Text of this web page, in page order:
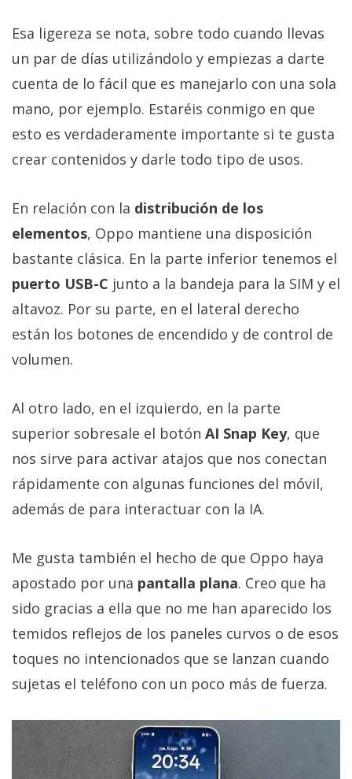
Esa ligereza se nota, sobre todo cuando llevas
un par de días utilizándolo y empiezas a darte
cuenta de lo fácil que es manejarlo con una sola
mano, por ejemplo. Estaréis conmigo en que
esto es verdaderamente importante si te gusta
crear contenidos y darle todo tipo de usos.
En relación con la distribución de los
elementos, Oppo mantiene una disposición
bastante clásica. En la parte inferior tenemos el
puerto USB-C junto a la bandeja para la SIM y el
altavoz. Por su parte, en el lateral derecho
están los botones de encendido y de control de
volumen.
Al otro lado, en el izquierdo, en la parte
superior sobresale el botón AI Snap Key, que
nos sirve para activar atajos que nos conectan
rápidamente con algunas funciones del móvil,
además de para interactuar con la IA.
Me gusta también el hecho de que Oppo haya
apostado por una pantalla plana. Creo que ha
sido gracias a ella que no me han aparecido los
temidos reflejos de los paneles curvos o de esos
toques no intencionados que se lanzan cuando
sujetas el teléfono con un poco más de fuerza.